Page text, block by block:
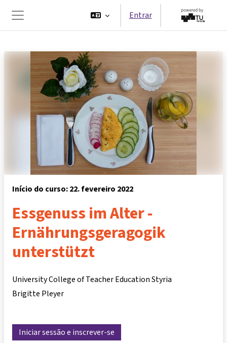
Painel lateral
Entrar
Início do curso: 22. fevereiro 2022
Essgenuss im Alter -
Ernährungsgeragogik
unterstützt
University College of Teacher Education Styria
Brigitte Pleyer
Iniciar sessão e inscrever-se